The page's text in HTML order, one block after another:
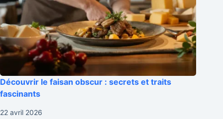
Découvrir le faisan obscur : secrets et traits
fascinants
22 avril 2026